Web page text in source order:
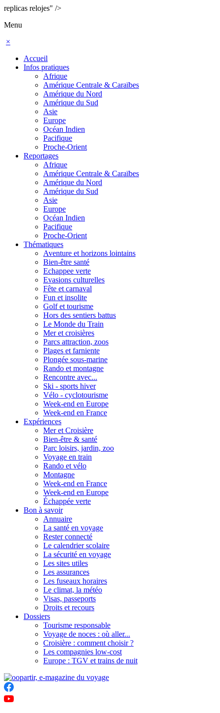
replicas relojes" />
Menu
×
Accueil
Infos pratiques
Afrique
Amérique Centrale & Caraïbes
Amérique du Nord
Amérique du Sud
Asie
Europe
Océan Indien
Pacifique
Proche-Orient
Reportages
Afrique
Amérique Centrale & Caraïbes
Amérique du Nord
Amérique du Sud
Asie
Europe
Océan Indien
Pacifique
Proche-Orient
Thématiques
Aventure et horizons lointains
Bien-être santé
Echappee verte
Evasions culturelles
Fête et carnaval
Fun et insolite
Golf et tourisme
Hors des sentiers battus
Le Monde du Train
Mer et croisières
Parcs attraction, zoos
Plages et farniente
Plongée sous-marine
Rando et montagne
Rencontre avec...
Ski - sports hiver
Vélo - cyclotourisme
Week-end en Europe
Week-end en France
Expériences
Mer et Croisière
Bien-être & santé
Parc loisirs, jardin, zoo
Voyage en train
Rando et vélo
Montagne
Week-end en France
Week-end en Europe
Échappée verte
Bon à savoir
Annuaire
La santé en voyage
Rester connecté
Le calendrier scolaire
La sécurité en voyage
Les sites utiles
Les assurances
Les fuseaux horaires
Le climat, la météo
Visas, passeports
Droits et recours
Dossiers
Tourisme responsable
Voyage de noces : où aller...
Croisière : comment choisir ?
Les compagnies low-cost
Europe : TGV et trains de nuit